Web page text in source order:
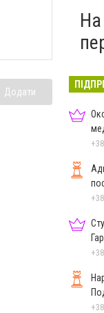
Додати
На